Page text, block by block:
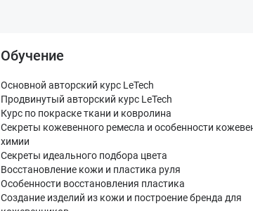
Обучение
Основной авторский курс LeTech
Продвинутый авторский курс LeTech
Курс по покраске ткани и ковролина
Секреты кожевенного ремесла и особенности
химии
Секреты идеального подбора цвета
Восстановление кожи и пластика руля
Особенности восстановления пластика
Создание изделий из кожи и построение бренда для